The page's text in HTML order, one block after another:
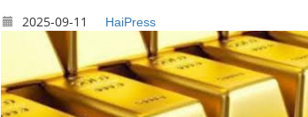
2025-09-11 HaiPress